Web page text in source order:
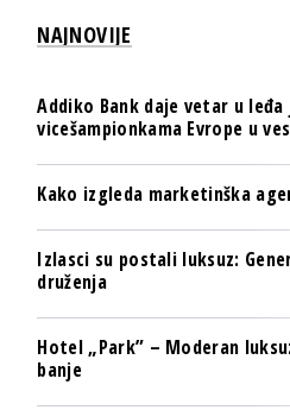
NAJNOVIJE
Addiko Bank daje vetar u
vicešampionkama Evrope u
Kako izgleda marketinška
Izlasci su postali luksuz:
druženja
Hotel „Park” – Moderan
banje